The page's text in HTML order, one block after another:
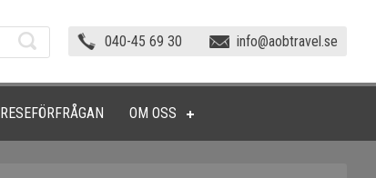
040-45 69 30 info@aobtravel.se
RESEFÖRFRÅGAN OM OSS